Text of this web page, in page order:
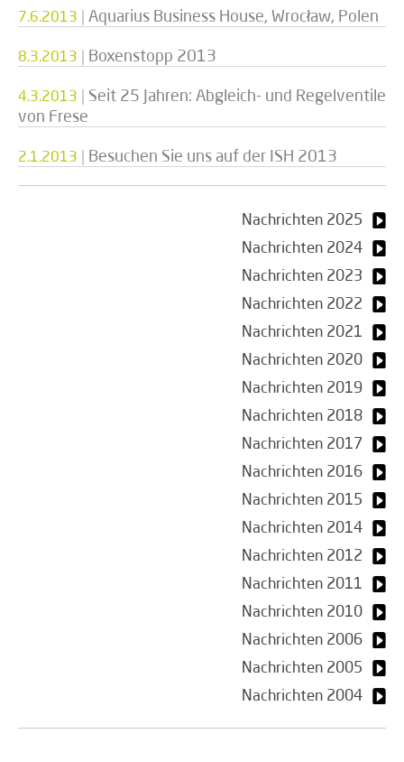
7.6.2013 | Aquarius Business House, Wrocław, Polen
8.3.2013 | Boxenstopp 2013
4.3.2013 | Seit 25 Jahren: Abgleich- und Regelventile
von Frese
2.1.2013 | Besuchen Sie uns auf der ISH 2013
Nachrichten 2025
Nachrichten 2024
Nachrichten 2023
Nachrichten 2022
Nachrichten 2021
Nachrichten 2020
Nachrichten 2019
Nachrichten 2018
Nachrichten 2017
Nachrichten 2016
Nachrichten 2015
Nachrichten 2014
Nachrichten 2012
Nachrichten 2011
Nachrichten 2010
Nachrichten 2006
Nachrichten 2005
Nachrichten 2004